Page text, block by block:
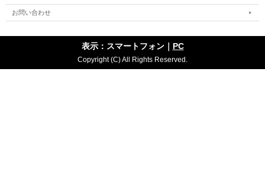
お問い合わせ
表示：スマートフォン｜ PC
Copyright (C) All Rights Reserved.